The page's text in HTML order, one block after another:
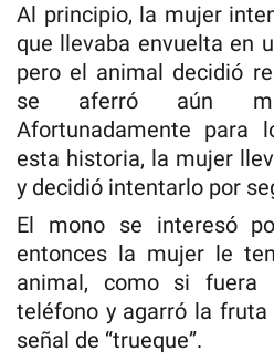
Al principio, la mujer
que llevaba envuelta en
pero el animal decidió
se aferró aún
Afortunadamente para
esta historia, la mujer
y decidió intentarlo por
El mono se interesó
entonces la mujer le
animal, como si fuera
teléfono y agarró la
señal de “trueque”.